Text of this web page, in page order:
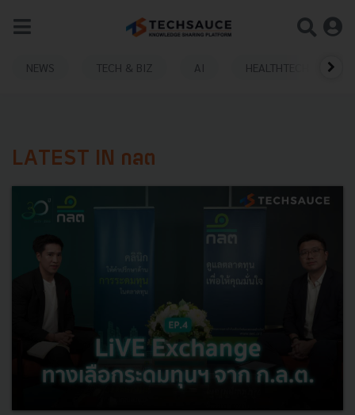
NEWS TECH & BIZ AI HEALTHTECH
LATEST IN กลต